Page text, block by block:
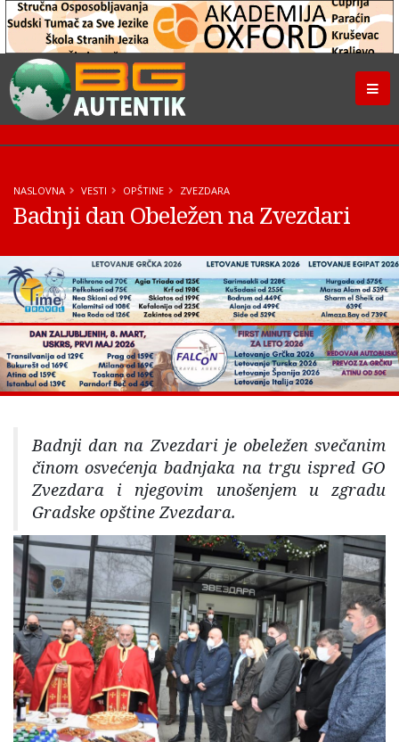
NASLOVNA VESTI OPŠTINE ZVEZDARA
Badnji dan Obeležen na Zvezdari
Badnji dan na Zvezdari je obeležen svečanim
činom osvećenja badnjaka na trgu ispred GO
Zvezdara i njegovim unošenjem u zgradu
Gradske opštine Zvezdara.